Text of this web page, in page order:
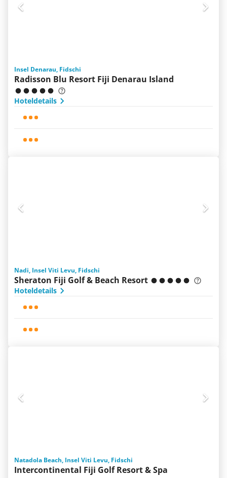
Insel Denarau, Fidschi
Radisson Blu Resort Fiji Denarau Island
Hoteldetails
Nadi, Insel Viti Levu, Fidschi
Sheraton Fiji Golf & Beach Resort
Hoteldetails
Natadola Beach, Insel Viti Levu, Fidschi
Intercontinental Fiji Golf Resort & Spa